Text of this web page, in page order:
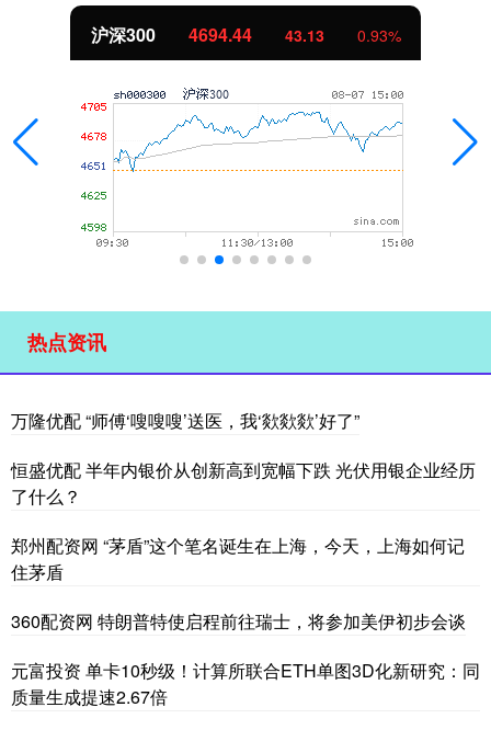
沪深300 4694.44 43.13 0.93%
热点资讯
万隆优配 “师傅‘嗖嗖嗖’送医，我‘欻欻欻’好了”
恒盛优配 半年内银价从创新高到宽幅下跌 光伏用银企业经历
了什么？
郑州配资网 “茅盾”这个笔名诞生在上海，今天，上海如何记
住茅盾
360配资网 特朗普特使启程前往瑞士，将参加美伊初步会谈
元富投资 单卡10秒级！计算所联合ETH单图3D化新研究：同
质量生成提速2.67倍